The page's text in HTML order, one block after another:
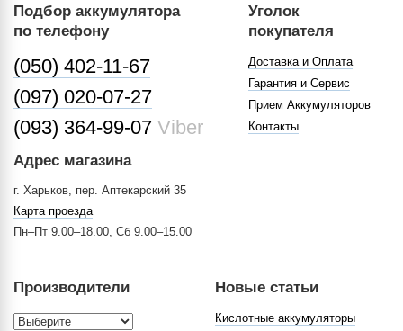
Подбор аккумулятора
по телефону
(050) 402-11-67
(097) 020-07-27
(093) 364-99-07 Viber
Адрес магазина
г. Харьков, пер. Аптекарский 35
Карта проезда
Пн–Пт 9.00–18.00, Сб 9.00–15.00
Уголок
покупателя
Доставка и Оплата
Гарантия и Сервис
Прием Аккумуляторов
Контакты
Производители Новые статьи
Кислотные аккумуляторы